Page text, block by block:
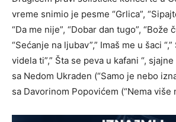
vreme snimio je pesme “Grlica”,
“Da me nije”, “Dobar dan tugo”, “Bože
“Sećanje na ljubav”,” Imaš me u šaci
videla ti”,” Šta se peva u kafani “,
sa Nedom Ukraden (“Samo je nebo
sa Davorinom Popovićem (“Nema više